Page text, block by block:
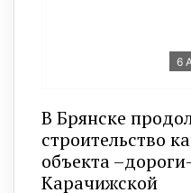
6
В Брянске
строительство
объекта
Карачижской